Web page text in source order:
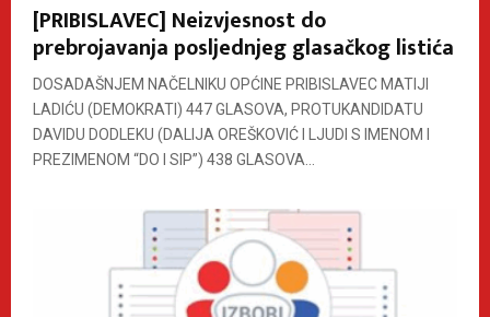
[PRIBISLAVEC] Neizvjesnost do
prebrojavanja posljednjeg glasačkog listića
DOSADAŠNJEM NAČELNIKU OPĆINE PRIBISLAVEC MATIJI
LADIĆU (DEMOKRATI) 447 GLASOVA, PROTUKANDIDATU
DAVIDU DODLEKU (DALIJA OREŠKOVIĆ I LJUDI S IMENOM I
PREZIMENOM “DO I SIP”) 438 GLASOVA...